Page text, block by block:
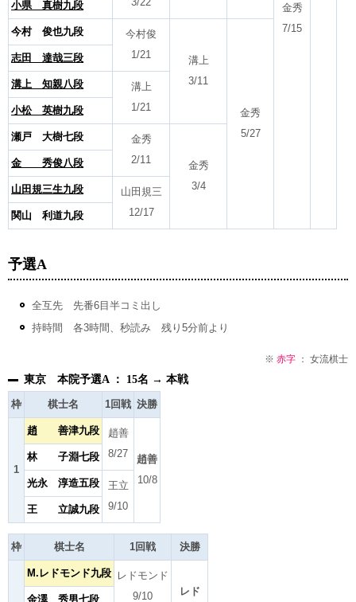
金秀
7/15
小県 真樹九段
今村 俊也九段
今村俊
1/21
溝上
3/11
金秀
5/27
志田 達哉三段
溝上 知親八段
溝上
1/21
小松 英樹九段
瀬戸 大樹七段
金秀
2/11
金秀
3/4
金 秀俊八段
山田規三生九段
山田規三
12/17
関山 利道九段
予選A
全互先 先番6目半コミ出し
持時間 各3時間、秒読み 残り5分前より
※ 赤字 ： 女流棋士
東京 本院予選A ： 15名 → 本戦
枠 棋士名 1回戦 決勝
1
趙 善津九段
趙善
8/27
趙善
10/8
林 子淵七段
光永 淳造五段
王立
9/10
王 立誠九段
枠 棋士名 1回戦 決勝
M.レドモンド九段 レドモンド
9/10
レド
金澤 秀男七段